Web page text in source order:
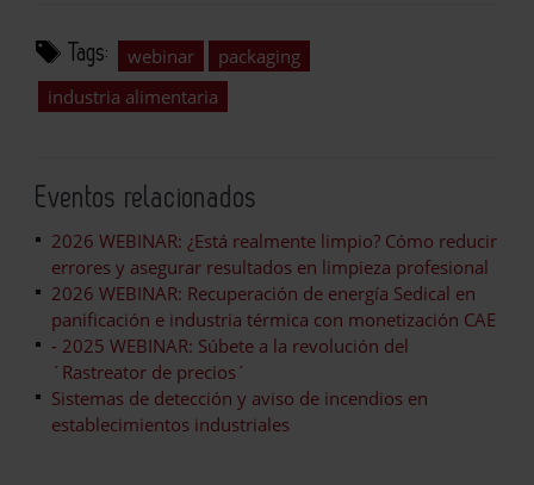
Tags: webinar
packaging
industria alimentaria
Eventos relacionados
2026 WEBINAR: ¿Está realmente limpio? Cómo reducir
errores y asegurar resultados en limpieza profesional
2026 WEBINAR: Recuperación de energía Sedical en
panificación e industria térmica con monetización CAE
- 2025 WEBINAR: Súbete a la revolución del
´Rastreator de precios´
Sistemas de detección y aviso de incendios en
establecimientos industriales